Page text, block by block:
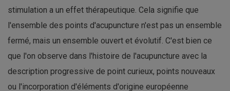
stimulation a un effet thérapeutique. Cela signifie que
l'ensemble des points d'acupuncture n'est pas un ensemble
fermé, mais un ensemble ouvert et évolutif. C'est bien ce
que l'on observe dans l'histoire de l'acupuncture avec la
description progressive de point curieux, points nouveaux
ou l'incorporation d'éléments d'origine européenne